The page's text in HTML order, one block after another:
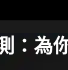
：為